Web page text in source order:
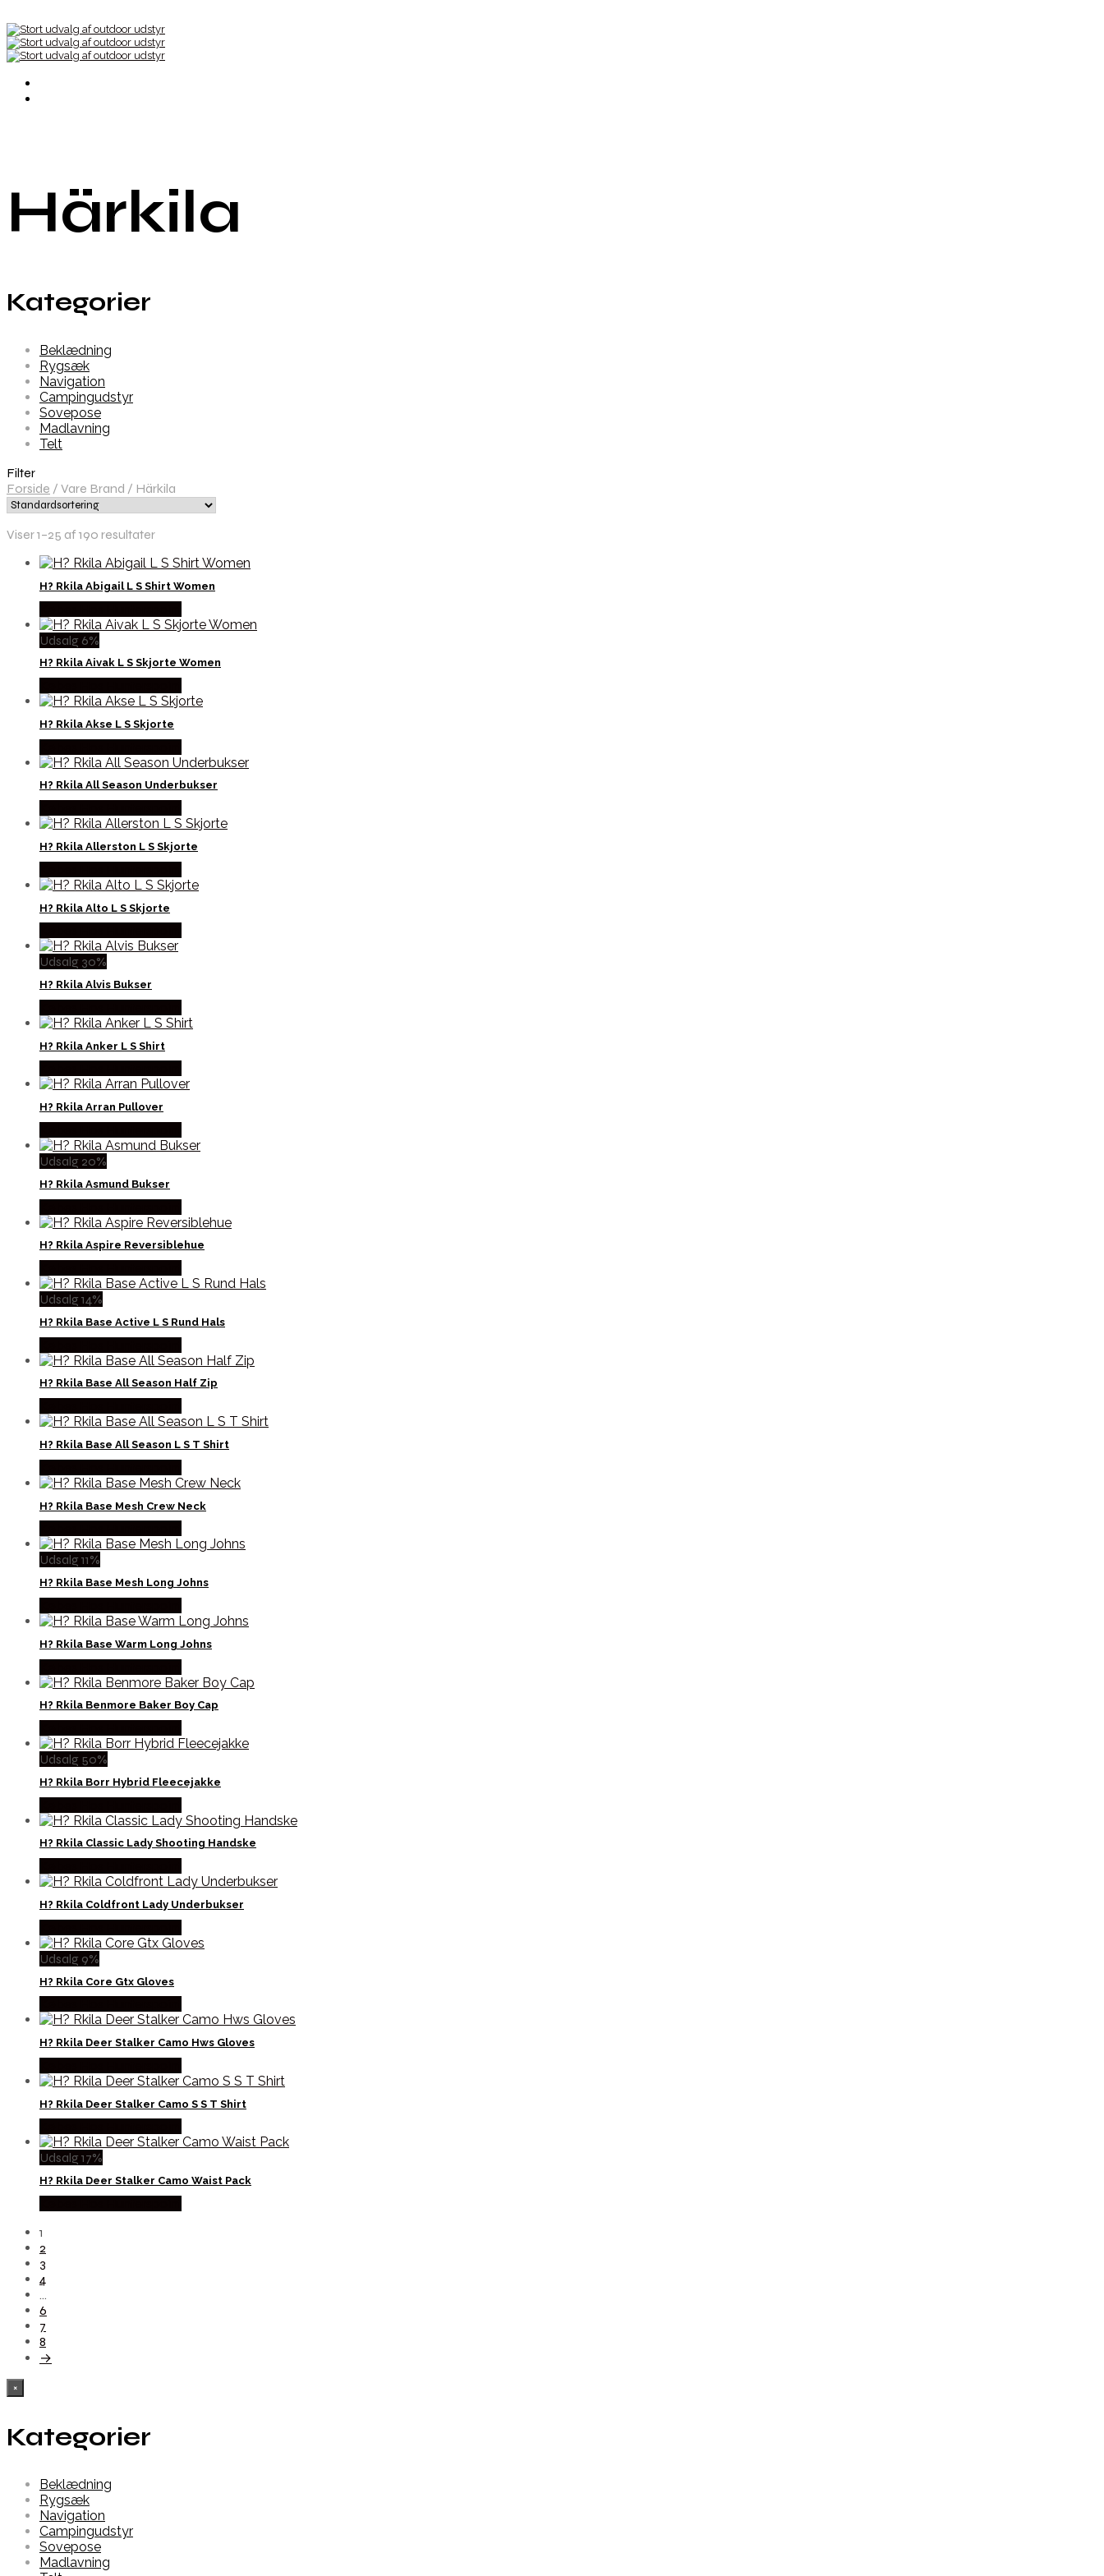
Härkila
Kategorier
Beklædning
Rygsæk
Navigation
Campingudstyr
Sovepose
Madlavning
Telt
Filter
Forside / Vare Brand / Härkila
Viser 1–25 af 190 resultater
H? Rkila Abigail L S Shirt Women
Udsalg 6%
H? Rkila Aivak L S Skjorte Women
H? Rkila Akse L S Skjorte
H? Rkila All Season Underbukser
H? Rkila Allerston L S Skjorte
H? Rkila Alto L S Skjorte
Udsalg 30%
H? Rkila Alvis Bukser
H? Rkila Anker L S Shirt
H? Rkila Arran Pullover
Udsalg 20%
H? Rkila Asmund Bukser
H? Rkila Aspire Reversiblehue
Udsalg 14%
H? Rkila Base Active L S Rund Hals
H? Rkila Base All Season Half Zip
H? Rkila Base All Season L S T Shirt
H? Rkila Base Mesh Crew Neck
Udsalg 11%
H? Rkila Base Mesh Long Johns
H? Rkila Base Warm Long Johns
H? Rkila Benmore Baker Boy Cap
Udsalg 50%
H? Rkila Borr Hybrid Fleecejakke
H? Rkila Classic Lady Shooting Handske
H? Rkila Coldfront Lady Underbukser
Udsalg 9%
H? Rkila Core Gtx Gloves
H? Rkila Deer Stalker Camo Hws Gloves
H? Rkila Deer Stalker Camo S S T Shirt
Udsalg 17%
H? Rkila Deer Stalker Camo Waist Pack
1
2
3
4
…
6
7
8
→
×
Kategorier
Beklædning
Rygsæk
Navigation
Campingudstyr
Sovepose
Madlavning